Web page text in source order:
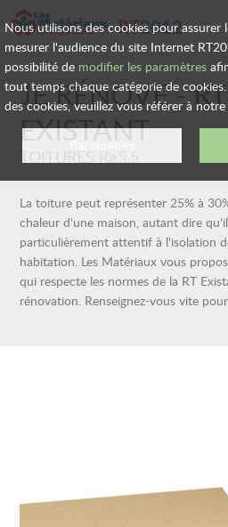
RT2012
LES SOLUTIONS
RT 2012
RT EXISTANT
AIDES FINANCIÈRES
FORMALITÉS
ADMINISTRATIVES
JE RÉNOVE -RT
EXISTANT
TOITURES R≥5,5
La toiture peut représenter 25% à
chaleur d'une maison, autant dire
particulièrement attentif à l'isolation
habitation. Les Matériaux vous
qui respecte les normes de la RT
rénovation. Renseignez-vous vite
Nous utilisons des cookies pour
mesurer l'audience du site Internet
possibilité de modifier les paramètres
tout temps chaque catégorie de
des cookies, veuillez vous référer à notre